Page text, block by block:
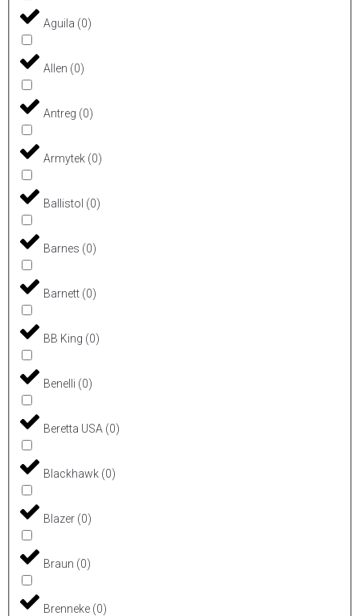
Aguila (0)
Allen (0)
Antreg (0)
Armytek (0)
Ballistol (0)
Barnes (0)
Barnett (0)
BB King (0)
Benelli (0)
Beretta USA (0)
Blackhawk (0)
Blazer (0)
Braun (0)
Brenneke (0)